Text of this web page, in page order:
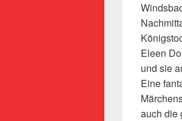
Eleen
und sie
Eine
auch die